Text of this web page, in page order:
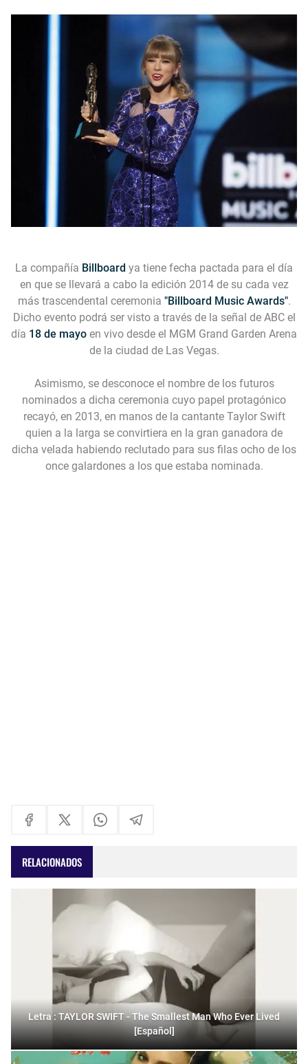
La compañía Billboard ya tiene fecha pactada para el día
en que se llevará a cabo la edición 2014 de su cada vez
más trascendental ceremonia "Billboard Music Awards".
Dicho evento podrá ser visto a través de la señal de ABC el
día 18 de mayo en vivo desde el MGM Grand Garden Arena
de la ciudad de Las Vegas.
Asimismo, se desconoce el nombre de los futuros
nominados a dicha ceremonia cuyo papel protagónico
recayó, en 2013, en manos de la cantante Taylor Swift
quien a la larga se convirtiera en la gran ganadora de
dicha velada habiendo reclutado para sus filas ocho de los
once galardones a los que estaba nominada.
RELACIONADOS
Letra : TAYLOR SWIFT - The Smallest Man Who Ever Lived
[Español]